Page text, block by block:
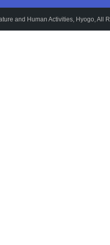
and Human Activities, Hyogo, All